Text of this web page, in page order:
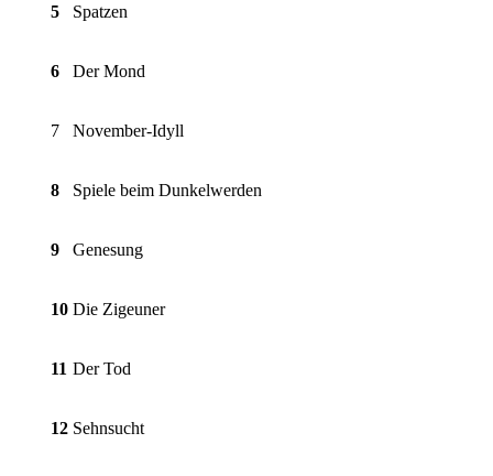
5 Spatzen
6 Der Mond
7 November-Idyll
8 Spiele beim Dunkelwerden
9 Genesung
10 Die Zigeuner
11 Der Tod
12 Sehnsucht